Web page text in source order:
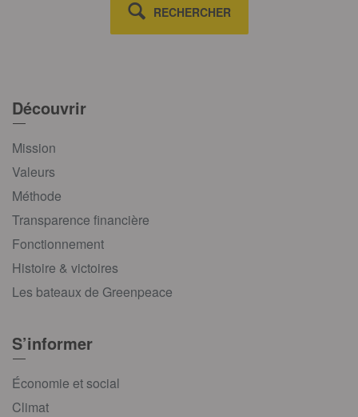
RECHERCHER
Découvrir
Mission
Valeurs
Méthode
Transparence financière
Fonctionnement
Histoire & victoires
Les bateaux de Greenpeace
S’informer
Économie et social
Climat